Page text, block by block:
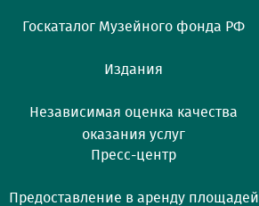
Госкаталог Музейного фонда РФ
Издания
Независимая оценка качества
оказания услуг
Пресс-центр
Предоставление в аренду площадей